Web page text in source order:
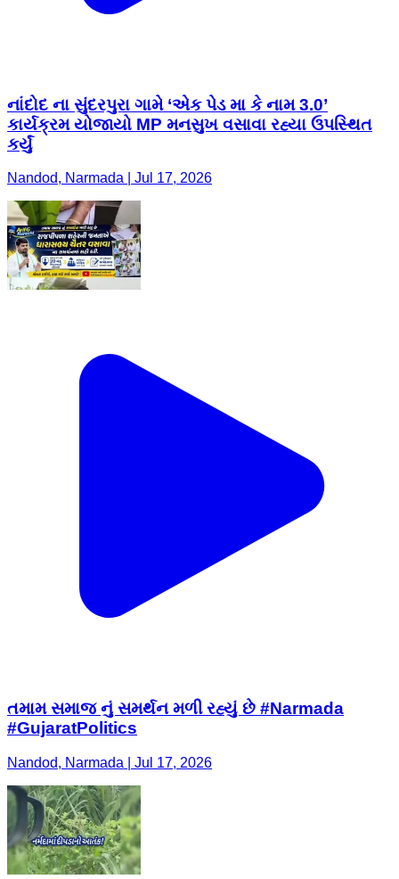
નાંદોદ ના સુંદરપુરા ગામે ‘એક પેડ મા કે નામ 3.0’
કાર્યક્રમ યોજાયો MP મનસુખ વસાવા રહ્યા ઉપસ્થિત
કર્યું
Nandod, Narmada | Jul 17, 2026
તમામ સમાજ નું સમર્થન મળી રહ્યું છે #Narmada
#GujaratPolitics
Nandod, Narmada | Jul 17, 2026